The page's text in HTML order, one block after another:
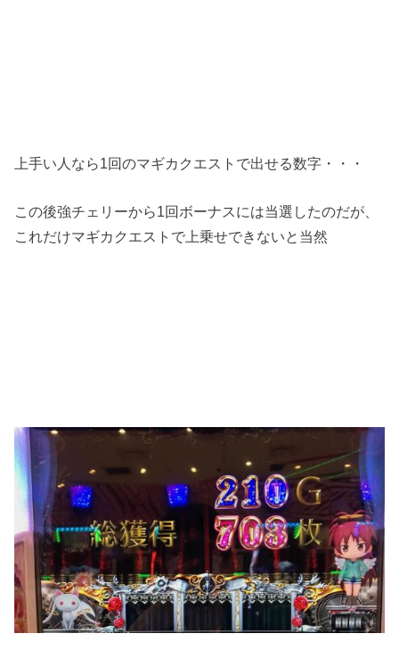
上手い人なら1回のマギカクエストで出せる数字・・・
この後強チェリーから1回ボーナスには当選したのだが、
これだけマギカクエストで上乗せできないと当然